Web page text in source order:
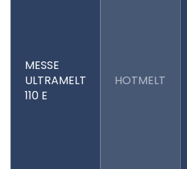
MESSE
ULTRAMELT
110 E
HOTMELT